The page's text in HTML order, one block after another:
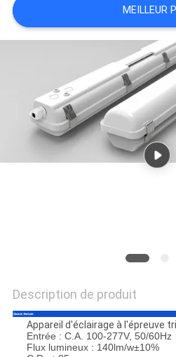
CITATION
SITE
PRIVACY
MEILLEUR
Description de produit
Appareil d'éclairage à l'épreuve tri
Entrée : C.A. 100-277V, 50/60Hz
Flux lumineux : 140lm/w±10%